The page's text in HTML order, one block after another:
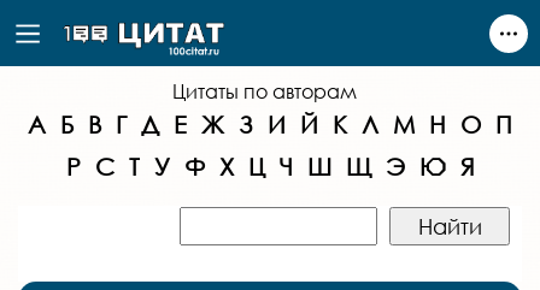
Цитаты по авторам
А Б В Г Д Е Ж З И Й К Л М Н О П
Р С Т У Ф Х Ц Ч Ш Щ Э Ю Я